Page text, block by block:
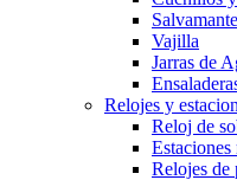
Vajilla
Jarras de
Relojes y
Reloj de
Relojes de